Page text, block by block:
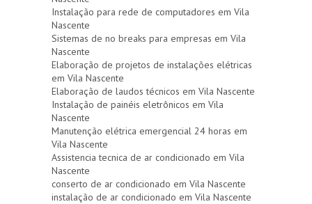
Instalação para rede de computadores em Vila
Nascente
Sistemas de no breaks para empresas em Vila
Nascente
Elaboração de projetos de instalações elétricas
em Vila Nascente
Elaboração de laudos técnicos em Vila Nascente
Instalação de painéis eletrônicos em Vila
Nascente
Manutenção elétrica emergencial 24 horas em
Vila Nascente
Assistencia tecnica de ar condicionado em Vila
Nascente
conserto de ar condicionado em Vila Nascente
instalação de ar condicionado em Vila Nascente